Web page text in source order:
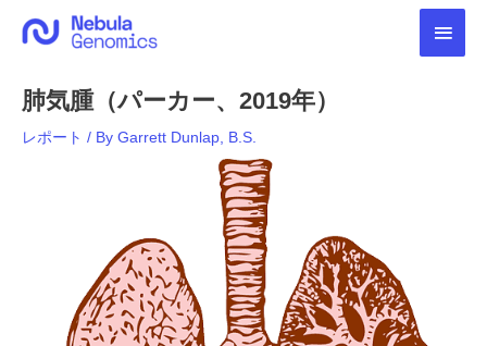
メ
肺気腫（パーカー、2019年）
レポート / By Garrett Dunlap, B.S.